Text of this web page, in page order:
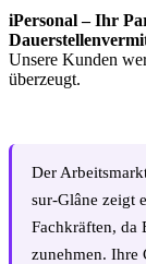
iPersonal – Ihr
Unsere Kunden
überzeugt.
Der
sur-Glâne zeigt
Fachkräften, da
zunehmen. Ihre